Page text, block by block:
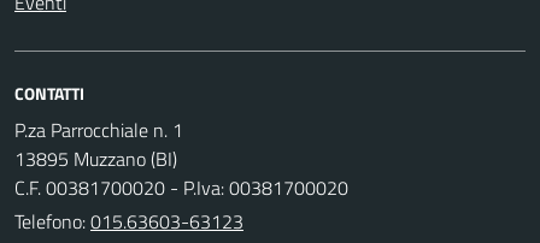
CONTATTI
P.za Parrocchiale n. 1
13895 Muzzano (BI)
C.F. 00381700020 - P.Iva: 00381700020
Telefono:015.63603-63123